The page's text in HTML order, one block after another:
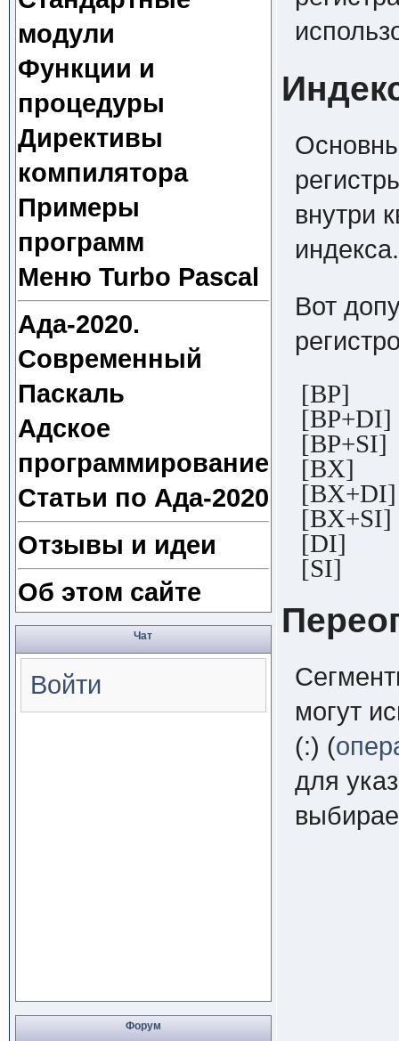
модули
Функции и
процедуры
Директивы
компилятора
Примеры
программ
Меню Turbo Pascal
Ада-2020.
Современный
Паскаль
Адское
программирование
Статьи по Ада-2020
Отзывы и идеи
Об этом сайте
Чат
Войти
Форум
внутри
индекса.
Вот
[BP]
[BP+DI]
[BP+SI]
[BX]
[BX+DI]
[BX+SI]
[DI]
[SI]
могут
(:) (
для